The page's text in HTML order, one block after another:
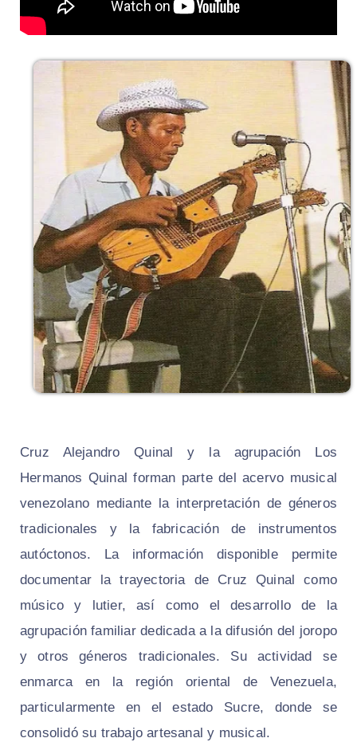
Cruz Alejandro Quinal y la agrupación Los
Hermanos Quinal forman parte del acervo musical
venezolano mediante la interpretación de géneros
tradicionales y la fabricación de instrumentos
autóctonos. La información disponible permite
documentar la trayectoria de Cruz Quinal como
músico y lutier, así como el desarrollo de la
agrupación familiar dedicada a la difusión del joropo
y otros géneros tradicionales. Su actividad se
enmarca en la región oriental de Venezuela,
particularmente en el estado Sucre, donde se
consolidó su trabajo artesanal y musical.